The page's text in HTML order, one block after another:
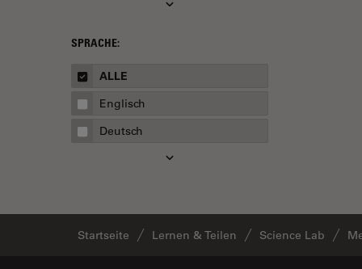
Dekonvolution
Biopharma
Biowissenschaften
Cellular Analysis
Centre of Excellence Oxford
Übersichten
SPRACHE:
ALLE
Englisch
Deutsch
Startseite Lernen & Teilen Science Lab